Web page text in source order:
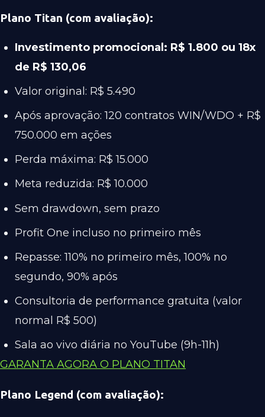
Plano Titan (com avaliação):
Investimento promocional: R$ 1.800 ou 18x
de R$ 130,06
Valor original: R$ 5.490
Após aprovação: 120 contratos WIN/WDO + R$
750.000 em ações
Perda máxima: R$ 15.000
Meta reduzida: R$ 10.000
Sem drawdown, sem prazo
Profit One incluso no primeiro mês
Repasse: 110% no primeiro mês, 100% no
segundo, 90% após
Consultoria de performance gratuita (valor
normal R$ 500)
Sala ao vivo diária no YouTube (9h-11h)
GARANTA AGORA O PLANO TITAN
Plano Legend (com avaliação):